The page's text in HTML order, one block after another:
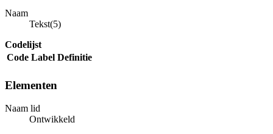
Naam
Tekst(5)
Codelijst
Code Label Definitie
Elementen
Naam lid
Ontwikkeld